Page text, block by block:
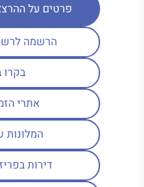
פרטים על
הרשמה
אתרי
המלונות
דירות